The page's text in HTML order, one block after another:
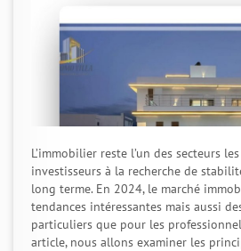
L’immobilier reste l’un des secteurs
investisseurs à la recherche de
long terme. En 2024, le marché
tendances intéressantes mais aussi
particuliers que pour les
article, nous allons examiner les